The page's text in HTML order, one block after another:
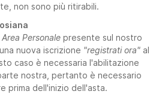
non sono più ritirabili.
Personale presente sul nostro
nuova iscrizione "registrati ora" al
caso è necessaria l'abilitazione
nostra, pertanto è necessario
prima dell'inizio dell'asta.